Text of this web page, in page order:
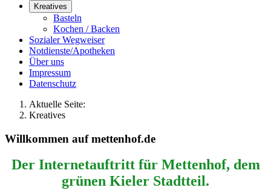
Kreatives
Basteln
Kochen / Backen
Sozialer Wegweiser
Notdienste/Apotheken
Über uns
Impressum
Datenschutz
Aktuelle Seite:
Kreatives
Willkommen auf mettenhof.de
Der Internetauftritt für Mettenhof, dem
grünen Kieler Stadtteil.